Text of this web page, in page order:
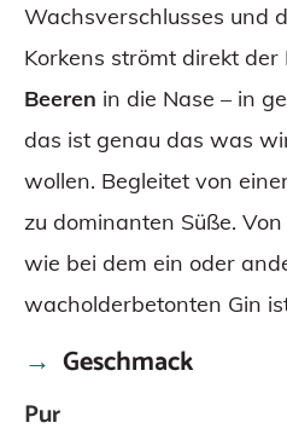
Wachsverschlusses und
Korkens strömt direkt der
Beeren in die Nase – in
das ist genau das was
wollen. Begleitet von
zu dominanten Süße.
wie bei dem ein oder
wacholderbetonten Gin
Geschmack
Pur